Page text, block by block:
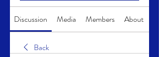
Discussion Media Members About
Back